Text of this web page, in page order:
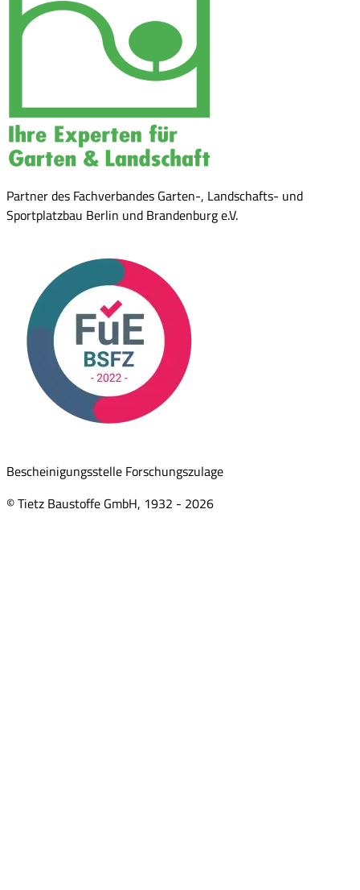
Partner des Fachverbandes Garten-, Landschafts- und
Sportplatzbau Berlin und Brandenburg e.V.
Bescheinigungsstelle Forschungszulage
© Tietz Baustoffe GmbH, 1932 - 2026